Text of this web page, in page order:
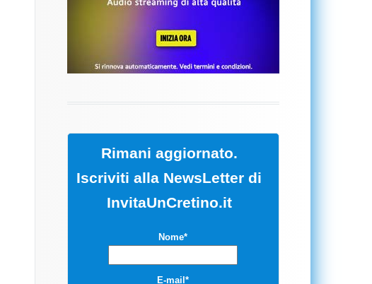
Rimani aggiornato.
Iscriviti alla NewsLetter di
InvitaUnCretino.it
Nome*
E-mail*